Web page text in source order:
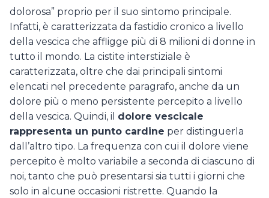
dolorosa” proprio per il suo sintomo principale.
Infatti, è caratterizzata da fastidio cronico a livello
della vescica che affligge più di 8 milioni di donne in
tutto il mondo. La cistite interstiziale è
caratterizzata, oltre che dai principali sintomi
elencati nel precedente paragrafo, anche da un
dolore più o meno persistente percepito a livello
della vescica. Quindi, il dolore vescicale
rappresenta un punto cardine per distinguerla
dall’altro tipo. La frequenza con cui il dolore viene
percepito è molto variabile a seconda di ciascuno di
noi, tanto che può presentarsi sia tutti i giorni che
solo in alcune occasioni ristrette. Quando la